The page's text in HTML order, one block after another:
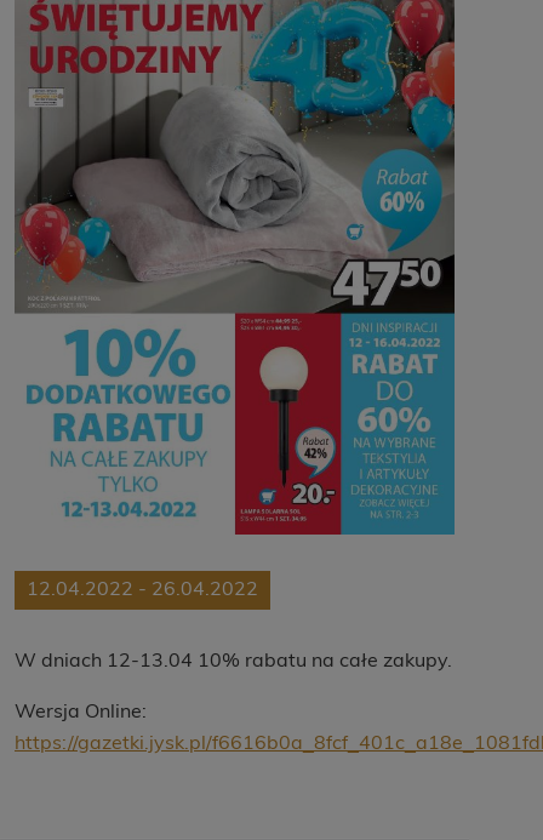
12.04.2022 - 26.04.2022
W dniach 12-13.04 10% rabatu na całe zakupy.
Wersja Online:
https://gazetki.jysk.pl/